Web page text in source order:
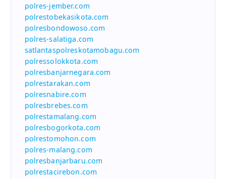
polres-jember.com
polrestobekasikota.com
polresbondowoso.com
polres-salatiga.com
satlantaspolreskotamobagu.com
polressolokkota.com
polresbanjarnegara.com
polrestarakan.com
polresnabire.com
polresbrebes.com
polrestamalang.com
polresbogorkota.com
polrestomohon.com
polres-malang.com
polresbanjarbaru.com
polrestacirebon.com